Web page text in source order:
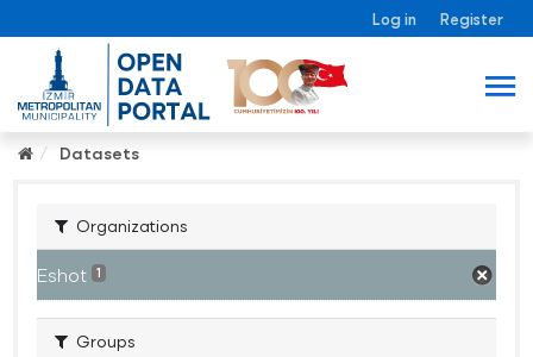
Log in Register
Datasets
Organizations
Eshot 1
Groups